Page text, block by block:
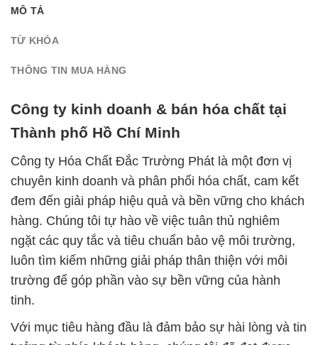
MÔ TẢ
TỪ KHÓA
THÔNG TIN MUA HÀNG
Công ty kinh doanh & bán hóa chất tại
Thành phố Hồ Chí Minh
Công ty Hóa Chất Đắc Trường Phát là một đơn vị
chuyên kinh doanh và phân phối hóa chất, cam kết
đem đến giải pháp hiệu quả và bền vững cho khách
hàng. Chúng tôi tự hào về việc tuân thủ nghiêm
ngặt các quy tắc và tiêu chuẩn bảo vệ môi trường,
luôn tìm kiếm những giải pháp thân thiện với môi
trường để góp phần vào sự bền vững của hành
tinh.
Với mục tiêu hàng đầu là đảm bảo sự hài lòng và tin